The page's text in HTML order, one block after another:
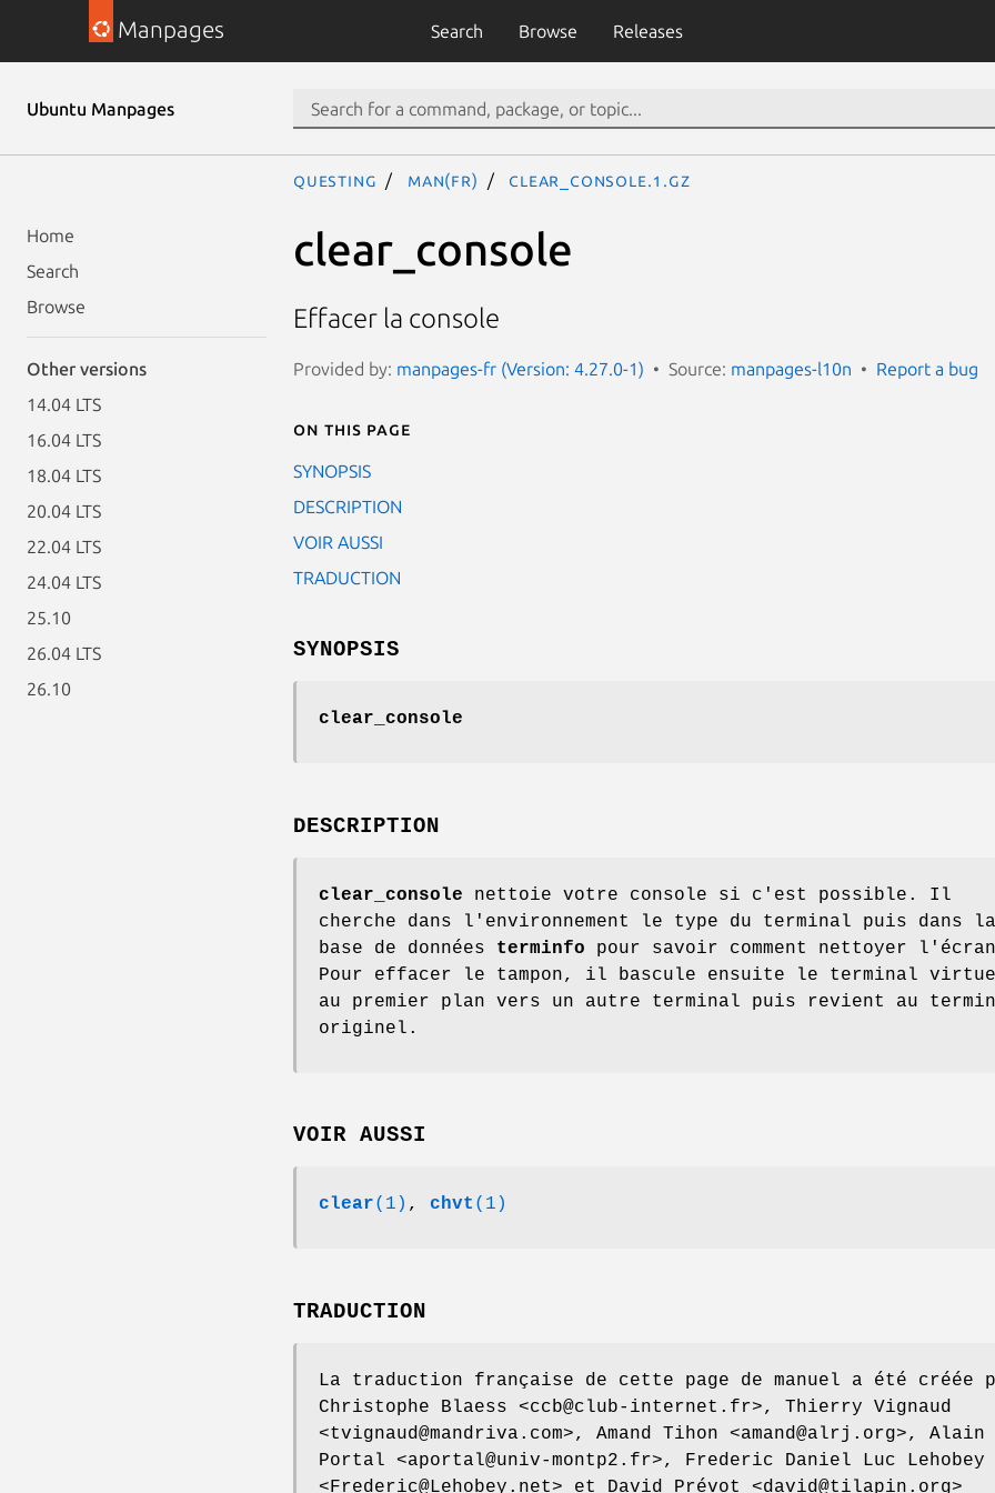
Manpages Search Browse Releases
Ubuntu Manpages
Home
Search
Browse
Other versions
14.04 LTS
16.04 LTS
18.04 LTS
20.04 LTS
22.04 LTS
24.04 LTS
25.10
26.04 LTS
26.10
questing man(fr) clear_console.1.gz
clear_console
Effacer la console
Provided by: manpages-fr (Version: 4.27.0-1) Source: manpages-l10n Report a bug
On this page
SYNOPSIS
DESCRIPTION
VOIR AUSSI
TRADUCTION
SYNOPSIS
clear_console
DESCRIPTION
clear_console nettoie votre console si c'est possible. Il
cherche dans l'environnement le type du terminal puis dans la
base de données terminfo pour savoir comment nettoyer
Pour effacer le tampon, il bascule ensuite le terminal
au premier plan vers un autre terminal puis revient au
originel.
VOIR AUSSI
clear(1) , chvt (1)
TRADUCTION
La traduction française de cette page de manuel a été créée
Christophe Blaess <ccb@club-internet.fr>, Thierry Vignaud
<tvignaud@mandriva.com>, Amand Tihon <amand@alrj.org>, Alain
Portal <aportal@univ-montp2.fr>, Frederic Daniel Luc Lehobey
<Frederic@Lehobey.net> et David Prévot <david@tilapin.org>